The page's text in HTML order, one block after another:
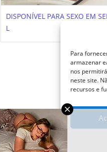
Para
armazenar
nos
neste site.
recursos e
DISPONÍVEL PARA SEXO EM
L
Termos E Condições